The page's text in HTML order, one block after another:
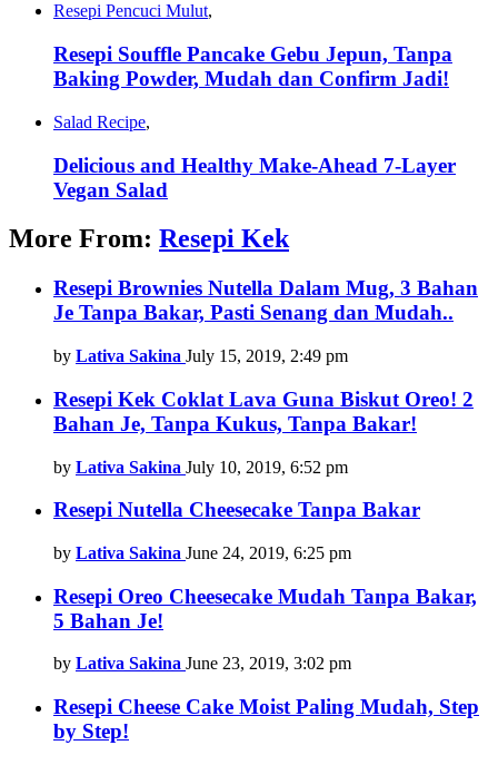
Resepi Pencuci Mulut,
Resepi Souffle Pancake Gebu Jepun, Tanpa
Baking Powder, Mudah dan Confirm Jadi!
Salad Recipe,
Delicious and Healthy Make-Ahead 7-Layer
Vegan Salad
More From: Resepi Kek
Resepi Brownies Nutella Dalam Mug, 3 Bahan
Je Tanpa Bakar, Pasti Senang dan Mudah..
by Lativa Sakina July 15, 2019, 2:49 pm
Resepi Kek Coklat Lava Guna Biskut Oreo! 2
Bahan Je, Tanpa Kukus, Tanpa Bakar!
by Lativa Sakina July 10, 2019, 6:52 pm
Resepi Nutella Cheesecake Tanpa Bakar
by Lativa Sakina June 24, 2019, 6:25 pm
Resepi Oreo Cheesecake Mudah Tanpa Bakar,
5 Bahan Je!
by Lativa Sakina June 23, 2019, 3:02 pm
Resepi Cheese Cake Moist Paling Mudah, Step
by Step!